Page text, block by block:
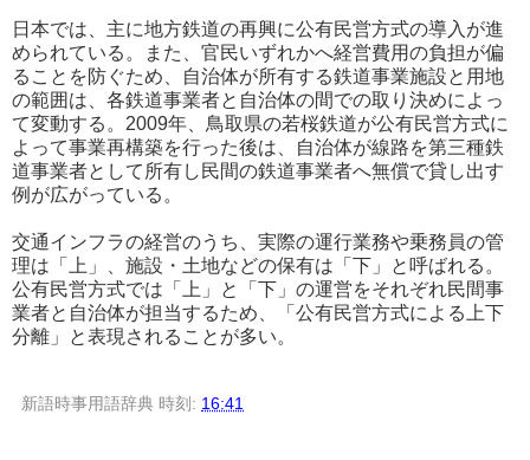
日本では、主に地方鉄道の再興に公有民営方式の導入が進
められている。また、官民いずれかへ経営費用の負担が偏
ることを防ぐため、自治体が所有する鉄道事業施設と用地
の範囲は、各鉄道事業者と自治体の間での取り決めによっ
て変動する。2009年、鳥取県の若桜鉄道が公有民営方式に
よって事業再構築を行った後は、自治体が線路を第三種鉄
道事業者として所有し民間の鉄道事業者へ無償で貸し出す
例が広がっている。
交通インフラの経営のうち、実際の運行業務や乗務員の管
理は「上」、施設・土地などの保有は「下」と呼ばれる。
公有民営方式では「上」と「下」の運営をそれぞれ民間事
業者と自治体が担当するため、「公有民営方式による上下
分離」と表現されることが多い。
新語時事用語辞典 時刻: 16:41